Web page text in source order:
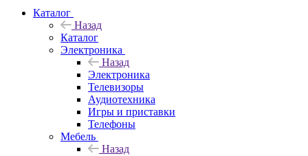
Каталог
Назад
Каталог
Электроника
Назад
Электроника
Телевизоры
Аудиотехника
Игры и приставки
Телефоны
Мебель
Назад